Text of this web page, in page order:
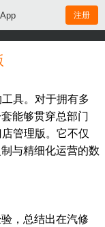
注册
具。对于拥有多
能够贯穿总部门
管理版。它不仅
与精细化运营的数
，总结出在汽修